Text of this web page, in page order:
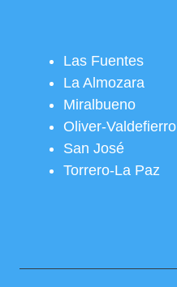
Las Fuentes
La Almozara
Miralbueno
Oliver-Valdefierro
San José
Torrero-La Paz